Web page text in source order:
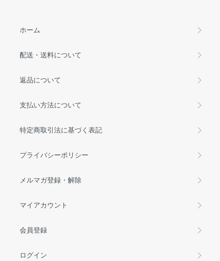
ホーム
配送・送料について
返品について
支払い方法について
特定商取引法に基づく表記
プライバシーポリシー
メルマガ登録・解除
マイアカウント
会員登録
ログイン